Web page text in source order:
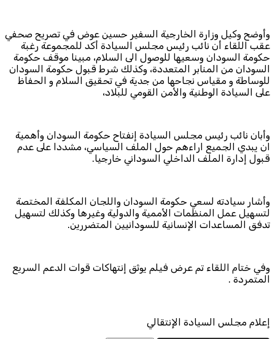
وأوضح وكيل وزارة الخارجية السفير حسين عوض في تصريح صحفي
عقب اللقاء أن نائب رئيس مجلس السيادة أكد للمجموعة رغبة
حكومة السودان وسعيها للوصول الى السلام، مبينا موقف حكومة
السودان من المنابر المتعددة، وكذلك شرط قبول حكومة السودان
للوساطة و مقياس نجاحها من جدية في تحقيق السلام و الحفاظ
على السيادة الوطنية والأمن القومي للبلاد،
وأبان نائب رئيس مجلس السيادة إنفتاح حكومة السودان وأهمية
ان يبدي الجميع اراءهم حول الملف السياسي، مشددا على عدم
قبول إدارة الملف الداخلي السوداني خارجيا.
وأشار سيادته لسعي حكومة السودان واللجان المكلفة المختصة
لتسهيل عمل المنظمات الأممية والدولية وغيرها وكذلك لتسهيل
تدفق المساعدات الإنسانية للسودانيين المتضررين.
‏وفي ختام اللقاء تم عرض فيلم يوثق إنتهاكات قوات الدعم السريع
المتمردة .
إعلام مجلس السيادة الإنتقالي